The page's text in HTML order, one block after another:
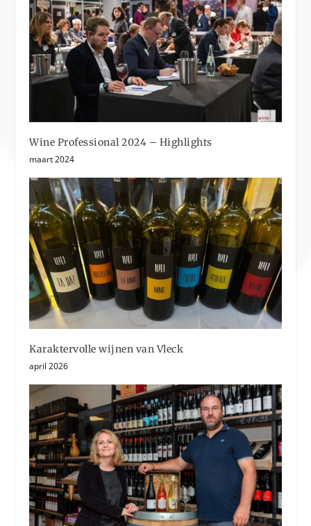
Wine Professional 2024 – Highlights
maart 2024
Karaktervolle wijnen van Vleck
april 2026